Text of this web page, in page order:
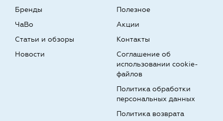
Бренды
Полезное
ЧаВо
Статьи и обзоры
Новости
Акции
Контакты
Соглашение об
использовании cookie-
файлов
Политика обработки
персональных данных
Политика возврата